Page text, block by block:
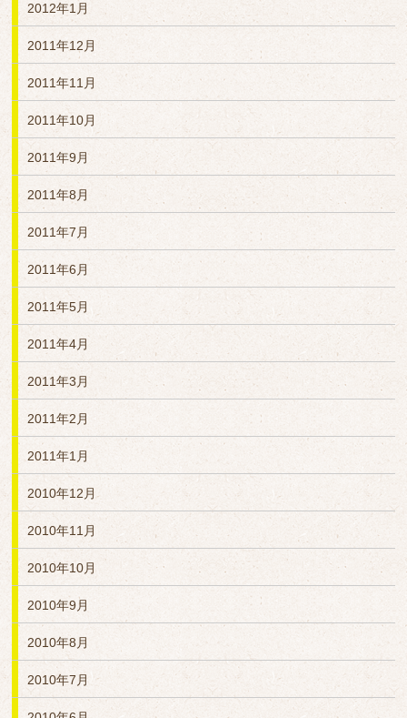
2012年1月
2011年12月
2011年11月
2011年10月
2011年9月
2011年8月
2011年7月
2011年6月
2011年5月
2011年4月
2011年3月
2011年2月
2011年1月
2010年12月
2010年11月
2010年10月
2010年9月
2010年8月
2010年7月